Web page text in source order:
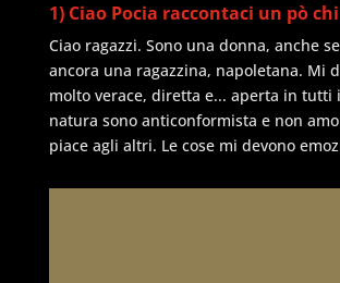
1) Ciao Pocia raccontaci un pò
Ciao ragazzi. Sono una donna, anche
ancora una ragazzina, napoletana. Mi
molto verace, diretta e... aperta in tutti
natura sono anticonformista e non
piace agli altri. Le cose mi devono